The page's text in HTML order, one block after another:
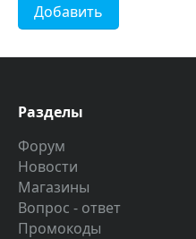
Добавить
Разделы
Форум
Новости
Магазины
Вопрос - ответ
Промокоды